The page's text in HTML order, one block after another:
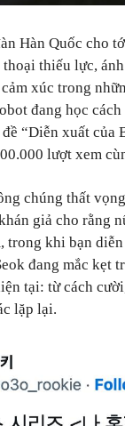
Hàn Quốc cho
thoại thiếu lực,
xúc trong
đang học
“Diễn xuất của
lượt xem
chúng thất
giả cho rằng
trong khi bạn
đang mắc kẹt
tại: từ cách
lặp lại.